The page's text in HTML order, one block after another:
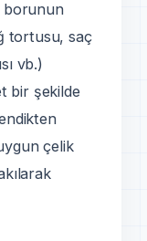
borunun
tortusu, saç
vb.)
bir şekilde
çelik